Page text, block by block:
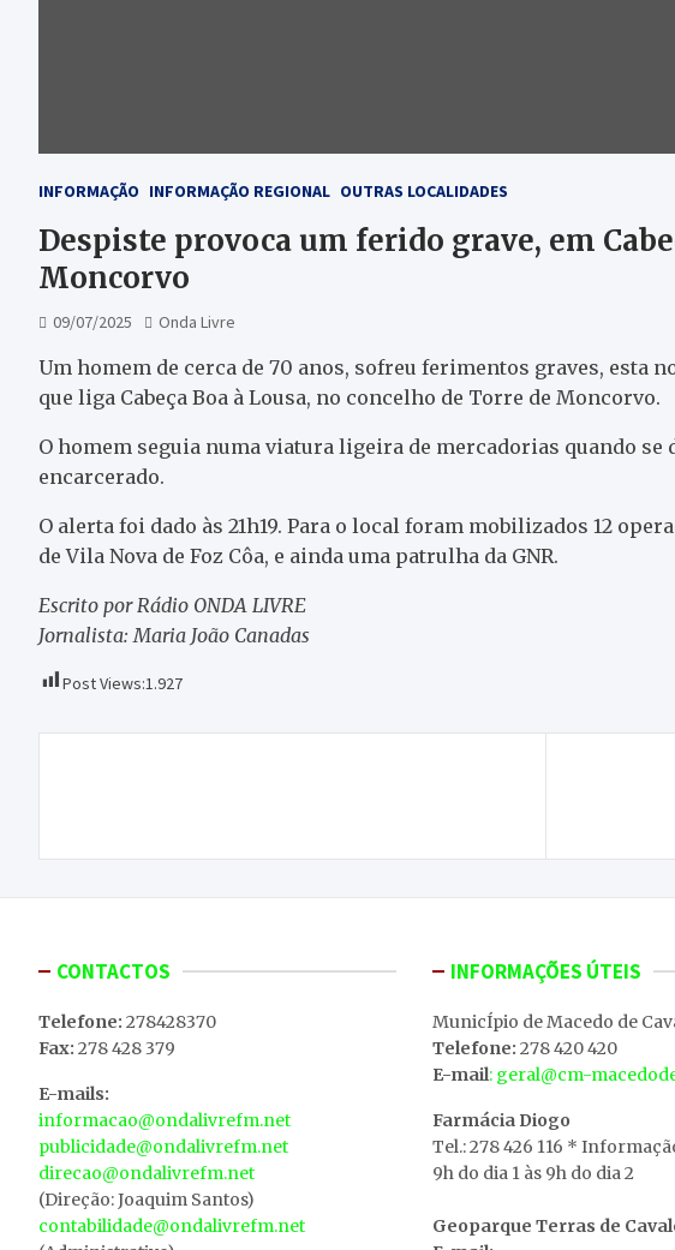
INFORMAÇÃO INFORMAÇÃO REGIONAL OUTRAS LOCALIDADES
Despiste provoca um ferido grave, em
Moncorvo
09/07/2025 Onda Livre
Um homem de cerca de 70 anos, sofreu ferimentos graves, esta
que liga Cabeça Boa à Lousa, no concelho de Torre de Moncorvo.
O homem seguia numa viatura ligeira de mercadorias quando se
encarcerado.
O alerta foi dado às 21h19. Para o local foram mobilizados 12
de Vila Nova de Foz Côa, e ainda uma patrulha da GNR.
Escrito por Rádio ONDA LIVRE
Jornalista: Maria João Canadas
Post Views:1.927
artigos
CONTACTOS
Telefone: 278428370
Fax: 278 428 379
E-mails:
informacao@ondalivrefm.net
publicidade@ondalivrefm.net
direcao@ondalivrefm.net
(Direção: Joaquim Santos)
contabilidade@ondalivrefm.net
INFORMAÇÕES ÚTEIS
MunicÍpio de Macedo de
Telefone: 278 420 420
E-mail: geral@cm-
Farmácia Diogo
Tel.: 278 426 116 *
9h do dia 1 às 9h do dia 2
Geoparque Terras de